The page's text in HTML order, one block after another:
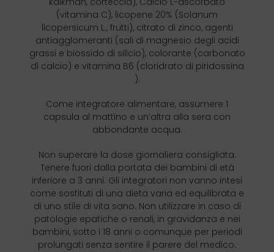
(vitamina C), licopene 20% (Solanum
licopersicum L., frutti), citrato di zinco, agenti
antiagglomeranti (sali di magnesio degli acidi
grassi e biossido di silicio), colorante (carbonato
di calcio) e vitamina B6 (cloridrato di piridossina
).
Come integratore alimentare, assumere 1
capsula al mattino e un’altra alla sera con
abbondante acqua.
Non superare la dose giornaliera consigliata.
Tenere fuori dalla portata dei bambini di età
inferiore a 3 anni. Gli integratori non vanno intesi
come sostituti di una dieta varia ed equilibrata e
di uno stile di vita sano. Non utilizzare in caso di
patologie epatiche o renali, in gravidanza e nei
bambini, sotto i 18 anni o comunque per periodi
prolungati senza sentire il parere del medico.